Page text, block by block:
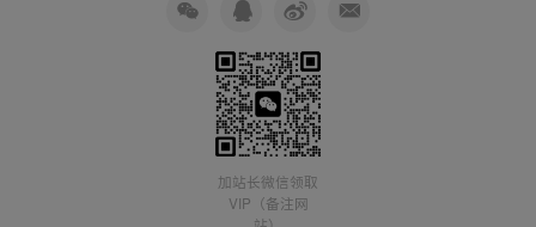
加站长微信领取
VIP（备注网